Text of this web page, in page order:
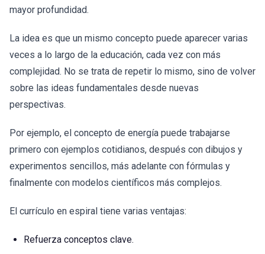
mayor profundidad.
La idea es que un mismo concepto puede aparecer varias
veces a lo largo de la educación, cada vez con más
complejidad. No se trata de repetir lo mismo, sino de volver
sobre las ideas fundamentales desde nuevas
perspectivas.
Por ejemplo, el concepto de energía puede trabajarse
primero con ejemplos cotidianos, después con dibujos y
experimentos sencillos, más adelante con fórmulas y
finalmente con modelos científicos más complejos.
El currículo en espiral tiene varias ventajas:
Refuerza conceptos clave.